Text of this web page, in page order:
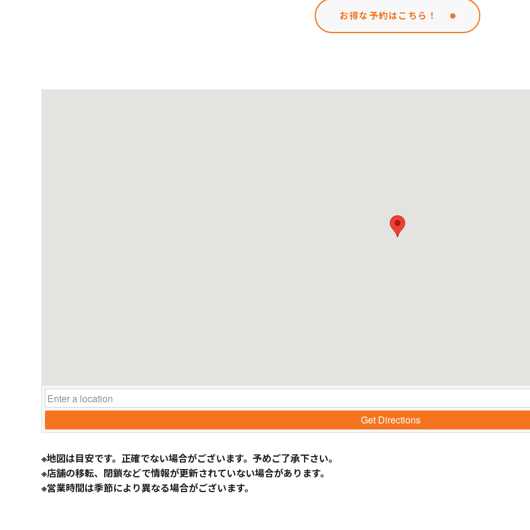
お得な予約はこちら！
Get Directions
※地図は目安です。正確でない場合がございます。予めご了承下さい。
※店舗の移転、閉鎖などで情報が更新されていない場合があります。
※営業時間は季節により異なる場合がございます。